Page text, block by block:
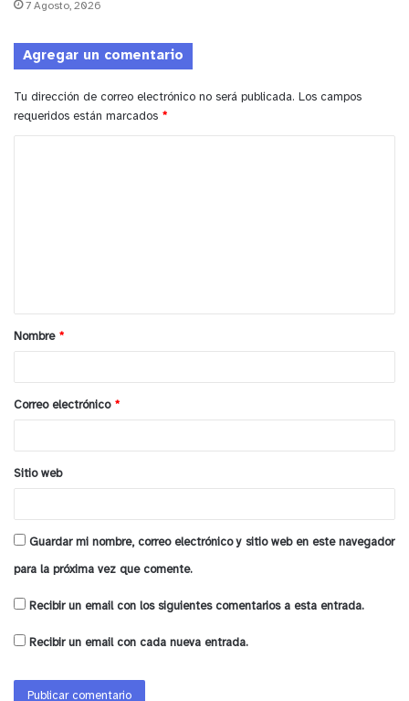
7 Agosto, 2026
Agregar un comentario
Tu dirección de correo electrónico no será publicada. Los campos
requeridos están marcados *
a
r
*
Nombre *
Correo electrónico *
Sitio web
Guardar mi nombre, correo electrónico y sitio web en este navegador
para la próxima vez que comente.
Recibir un email con los siguientes comentarios a esta entrada.
Recibir un email con cada nueva entrada.